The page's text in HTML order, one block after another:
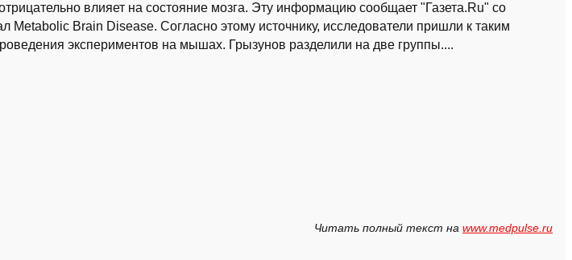
влияет на состояние мозга. Эту информацию сообщает "Газета.Ru" со
Metabolic Brain Disease. Согласно этому источнику, исследователи пришли к таким
экспериментов на мышах. Грызунов разделили на две группы....
Читать полный текст на www.medpulse.ru